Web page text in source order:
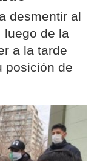
desmentir al
luego de la
a la tarde
posición de